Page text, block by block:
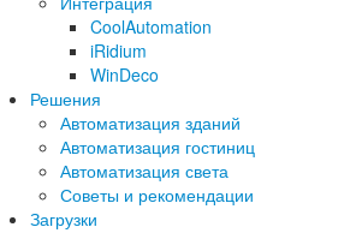
CoolAutomation
iRidium
WinDeco
Решения
Автоматизация зданий
Автоматизация гостиниц
Автоматизация света
Советы и рекомендации
Загрузки